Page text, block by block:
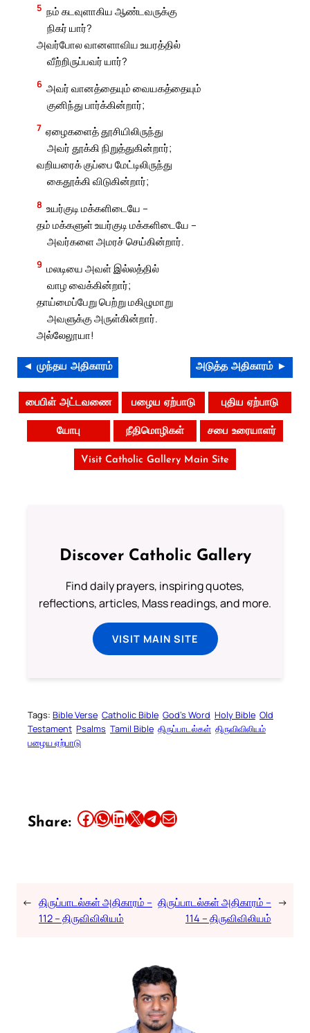
5 நம் கடவுளாகிய ஆண்டவருக்கு
நிகர் யார்?
அவர்போல வானளாவிய உயரத்தில்
வீற்றிருப்பவர் யார்?
6 அவர் வானத்தையும் வையகத்தையும்
குனிந்து பார்க்கின்றார்;
7 ஏழைகளைத் தூசியிலிருந்து
அவர் தூக்கி நிறுத்துகின்றார்;
வறியரைக் குப்பை மேட்டிலிருந்து
கைதூக்கி விடுகின்றார்;
8 உயர்குடி மக்களிடையே –
தம் மக்களுள் உயர்குடி மக்களிடையே –
அவர்களை அமரச் செய்கின்றார்.
9 மலடியை அவள் இல்லத்தில்
வாழ வைக்கின்றார்;
தாய்மைப்பேறு பெற்று மகிழுமாறு
அவளுக்கு அருள்கின்றார்.
அல்லேலூயா!
◄ முந்தய அதிகாரம் அடுத்த அதிகாரம் ►
பைபிள் அட்டவணை பழைய ஏற்பாடு புதிய ஏற்பாடு
யோபு நீதிமொழிகள் சபை உரையாளர்
Visit Catholic Gallery Main Site
Discover Catholic Gallery
Find daily prayers, inspiring quotes,
reflections, articles, Mass readings, and more.
VISIT MAIN SITE
Tags: Bible Verse Catholic Bible God’s Word Holy Bible Old
Testament Psalms Tamil Bible திருப்பாடல்கள் திருவிவிலியம்
பழைய ஏற்பாடு
Share: Share this article on Facebook Share this article on WhatsApp Share this article on LinkedIn Share this article on X Share this article on TelegramEmail this Article
← திருப்பாடல்கள் அதிகாரம் –
112 – திருவிவிலியம்
திருப்பாடல்கள் அதிகாரம் –
114 – திருவிவிலியம்
→